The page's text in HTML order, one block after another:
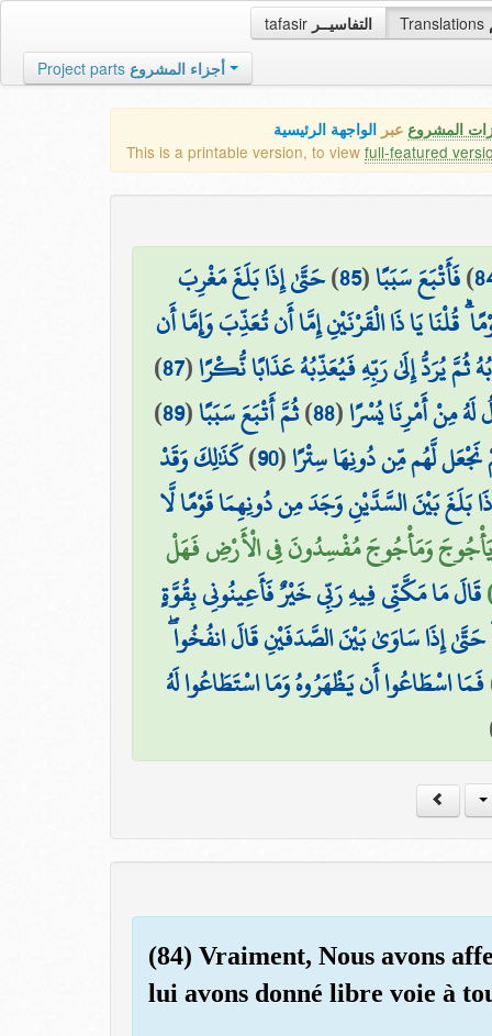
tafasir التفاسيــر Translations
Project parts أجزاء المشروع
المشروع عبر الواجهة الرئيسية
This is a printable version, to view full-featured
)فَأَتْبَعَ سَبَبًا(
85
)حَتَّىٰ إِذَا بَلَغَ مَغْرِبَ
يَا ذَا الْقَرْنَيْنِ إِمَّا أَن تُعَذِّبَ وَإِمَّا أَن
يُرَدُّ إِلَىٰ رَبِّهِ فَيُعَذِّبُهُ عَذَابًا نُّكْرًا(
87
)
مِنْ أَمْرِنَا يُسْرًا(
88
)ثُمَّ أَتْبَعَ سَبَبًا(
89
)
لَّهُم مِّن دُونِهَا سِتْرًا(
90
)كَذَٰلِكَ وَقَدْ
بَلَغَ بَيْنَ السَّدَّيْنِ وَجَدَ مِن دُونِهِمَا قَوْمًا لَّا
يَأْجُوجَ وَمَأْجُوجَ مُفْسِدُونَ فِي الْأَرْضِ فَهَلْ
قَالَ مَا مَكَّنِّي فِيهِ رَبِّي خَيْرٌ فَأَعِينُونِي بِقُوَّةٍ
حَتَّىٰ إِذَا سَاوَىٰ بَيْنَ الصَّدَفَيْنِ قَالَ انفُخُوا
فَمَا اسْطَاعُوا أَن يَظْهَرُوهُ وَمَا اسْتَطَاعُوا لَهُ
(84) Vraiment, Nous avons
lui avons donné libre voie à